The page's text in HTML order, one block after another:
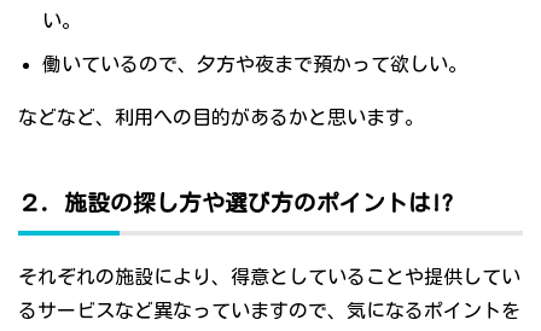
い。
働いているので、夕方や夜まで預かって欲しい。
などなど、利用への目的があるかと思います。
２．施設の探し方や選び方のポイントは!?
それぞれの施設により、得意としていることや提供してい
るサービスなど異なっていますので、気になるポイントを